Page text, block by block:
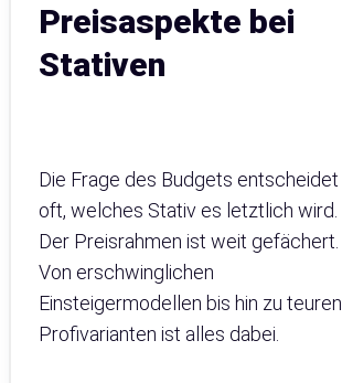
Preisaspekte bei
Stativen
Die Frage des Budgets entscheidet
oft, welches Stativ es letztlich wird.
Der Preisrahmen ist weit gefächert.
Von erschwinglichen
Einsteigermodellen bis hin zu teuren
Profivarianten ist alles dabei.